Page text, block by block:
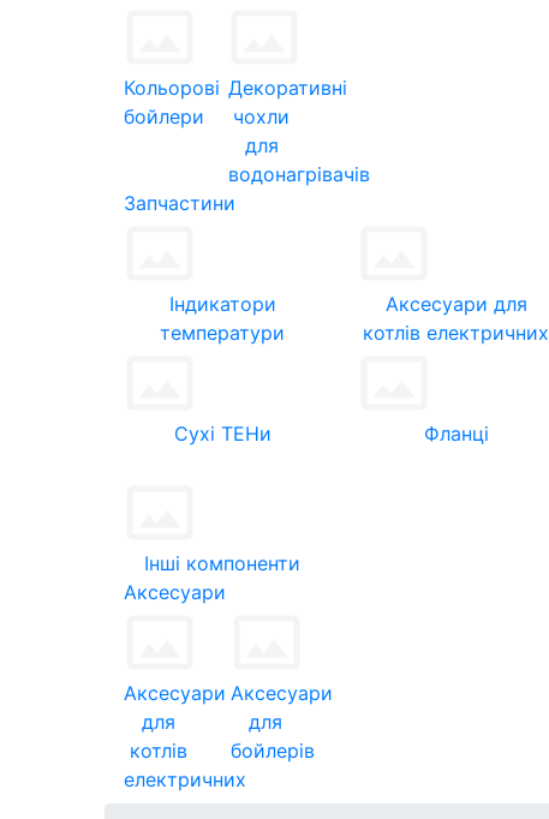
Кольорові
бойлери
Декоративні
чохли
для
водонагрівачів
Запчастини
Індикатори
температури
Аксесуари для
котлів електричних
Сухі ТЕНи Фланці
Інші компоненти
Аксесуари
Аксесуари
для
котлів
електричних
Аксесуари
для
бойлерів